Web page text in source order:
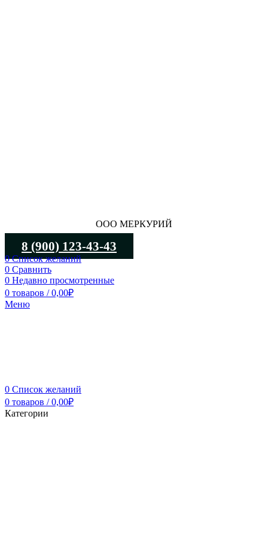
ООО МЕРКУРИЙ
8 (900) 123-43-43
0Список желаний
0 Сравнить
0 Недавно просмотренные
0 товаров / 0,00₽
Меню
0 Список желаний
0 товаров / 0,00₽
Категории